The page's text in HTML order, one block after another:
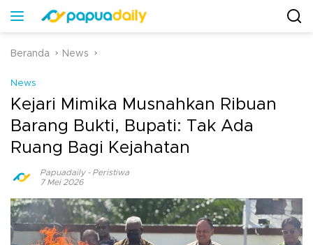
Beranda News
News
Kejari Mimika Musnahkan Ribuan
Barang Bukti, Bupati: Tak Ada
Ruang Bagi Kejahatan
Papuadaily- Peristiwa
7 Mei 2026